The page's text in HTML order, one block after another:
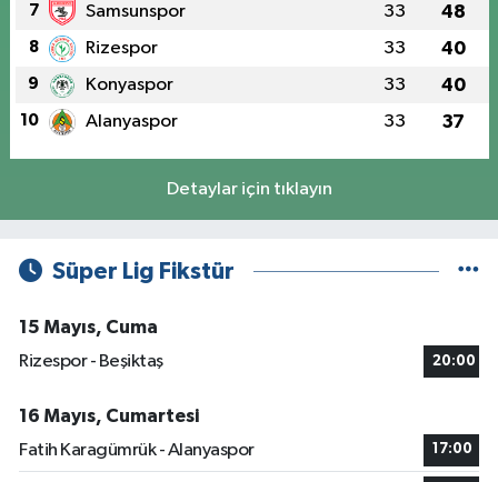
7 Samsunspor 33 48
8 Rizespor 33 40
9 Konyaspor 33 40
10 Alanyaspor 33 37
Detaylar için tıklayın
Süper Lig Fikstür
15 Mayıs, Cuma
Rizespor - Beşiktaş
20:00
16 Mayıs, Cumartesi
Fatih Karagümrük - Alanyaspor
17:00